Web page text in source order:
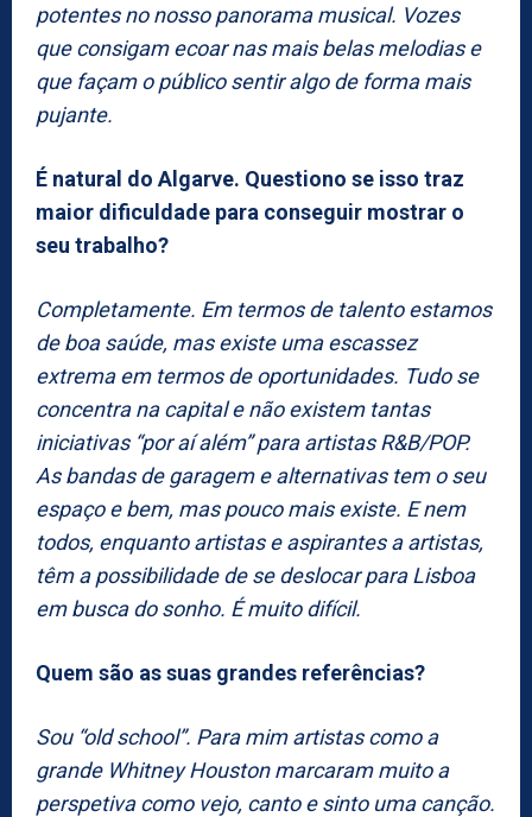
potentes no nosso panorama musical. Vozes
que consigam ecoar nas mais belas melodias e
que façam o público sentir algo de forma mais
pujante.
É natural do Algarve. Questiono se isso traz
maior dificuldade para conseguir mostrar o
seu trabalho?
Completamente. Em termos de talento estamos
de boa saúde, mas existe uma escassez
extrema em termos de oportunidades. Tudo se
concentra na capital e não existem tantas
iniciativas “por aí além” para artistas R&B/POP.
As bandas de garagem e alternativas tem o seu
espaço e bem, mas pouco mais existe. E nem
todos, enquanto artistas e aspirantes a artistas,
têm a possibilidade de se deslocar para Lisboa
em busca do sonho. É muito difícil.
Quem são as suas grandes referências?
Sou “old school”. Para mim artistas como a
grande Whitney Houston marcaram muito a
perspetiva como vejo, canto e sinto uma canção.